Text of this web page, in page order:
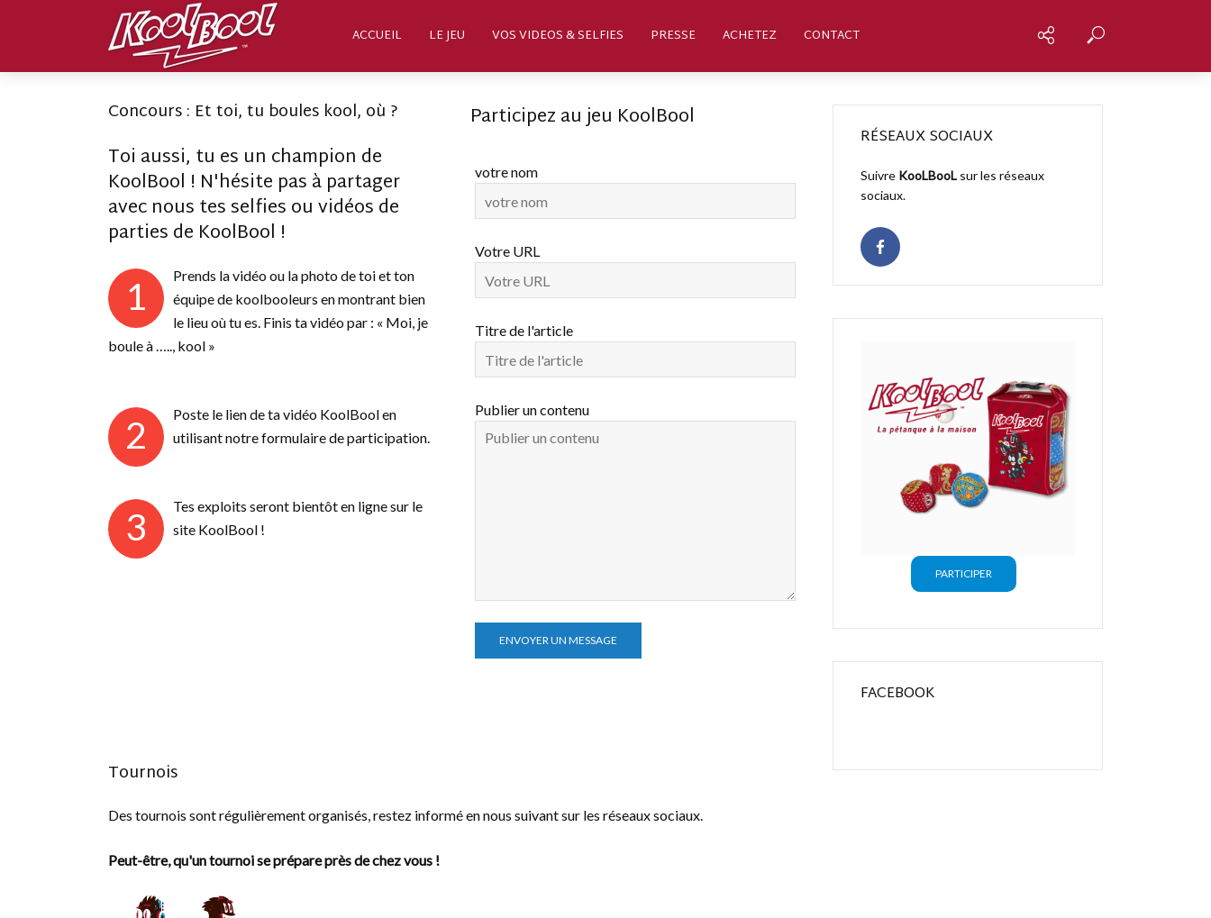
ACCUEIL LE JEU VOS VIDEOS & SELFIES PRESSE ACHETEZ CONTACT
Concours : Et toi, tu boules kool, où ?
Toi aussi, tu es un champion de
KoolBool ! N'hésite pas à partager
avec nous tes selfies ou vidéos de
parties de KoolBool !
1
Prends la vidéo ou la photo de toi et ton
équipe de koolbooleurs en montrant bien
le lieu où tu es. Finis ta vidéo par : « Moi, je
boule à ….., kool »
2
Poste le lien de ta vidéo KoolBool en
utilisant notre formulaire de participation.
3
Tes exploits seront bientôt en ligne sur le
site KoolBool !
Participez au jeu KoolBool
votre nom
Votre URL
Titre de l'article
Publier un contenu
Tournois
Des tournois sont régulièrement organisés, restez informé en nous suivant sur les réseaux sociaux.
Peut-être, qu'un tournoi se prépare près de chez vous !
RÉSEAUX SOCIAUX
Suivre KooLBooL sur les réseaux
sociaux.
PARTICIPER
FACEBOOK